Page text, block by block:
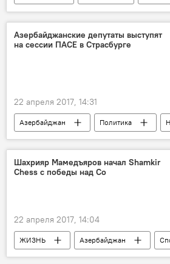
Новости
Россия
Баку
Россия
Наталья Завозненко
"Баку в
Азербайджанские депутаты выступят
на сессии ПАСЕ в Страсбурге
22 апреля 2017, 14:31
Азербайджан Политика
Новости мира
Страсбург
Нильс Муйжниекс
Парламентская ассамблея Совета Европы
Шахрияр Мамедъяров начал Shamkir
Chess с победы над Со
22 апреля 2017, 14:04
ЖИЗНЬ Азербайджан
Новости
Шамкир